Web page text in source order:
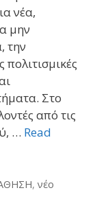
νέα,
μην
την
πολιτισμικές
Στο
από τις
… Read
, νέο